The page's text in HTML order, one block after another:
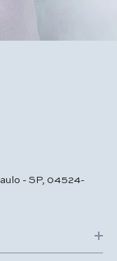
- SP, 04524-